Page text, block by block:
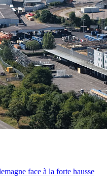
face à la forte hausse